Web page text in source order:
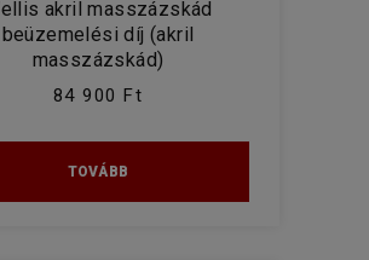
akril masszázskád
beüzemelési díj (akril
masszázskád)
84 900 Ft
TOVÁBB